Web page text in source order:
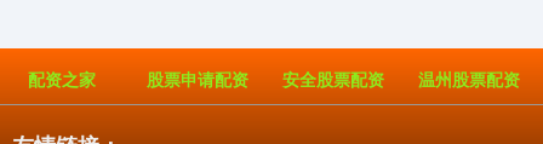
配资之家 股票申请配资 安全股票配资 温州股票配资